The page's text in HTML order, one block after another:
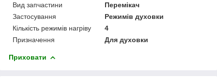
Вид запчастини
Перемікач
Застосування
Режимів духовки
Кількість режимів нагріву
4
Призначення
Для духовки
Приховати